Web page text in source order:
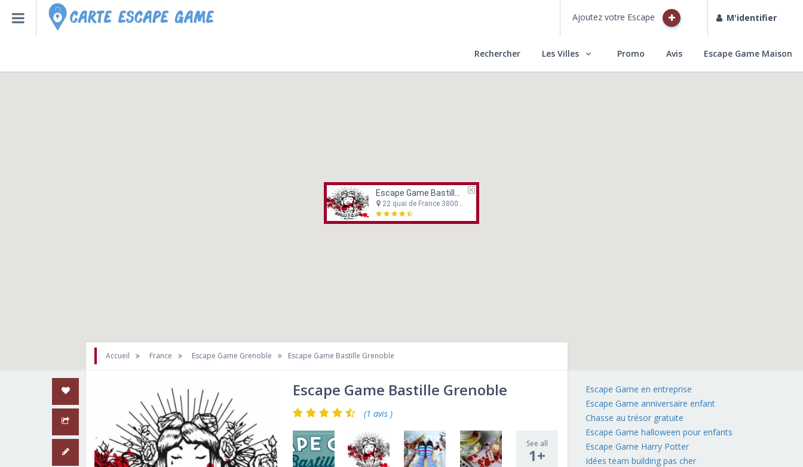
Ajoutez votre Escape M'identifier
Rechercher Les Villes Promo Avis Escape Game Maison
22 quai de France 38000 Grenoble
Accueil France Escape Game Grenoble Escape Game Bastille Grenoble
Escape Game Bastille Grenoble
(1 avis )
See all
1+
Escape Game en entreprise
Escape Game anniversaire enfant
Chasse au trésor gratuite
Escape Game halloween pour enfants
Escape Game Harry Potter
Idées team building pas cher